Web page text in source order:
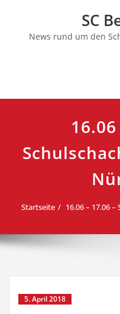
SC
News rund um den
Startseite 16.06 – 17.06
5. April 2018